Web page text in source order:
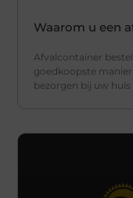
Waarom u een
Afvalcontainer
goedkoopste
bezorgen bij uw huis